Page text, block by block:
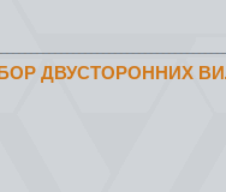
ДВУСТОРОННИХ